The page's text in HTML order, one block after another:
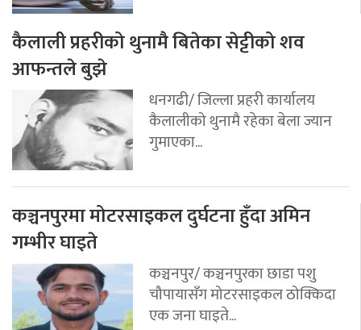
कैलाली प्रहरीको थुनामै बितेका सेट्टीको शव
आफन्तले बुझे
धनगढी/ जिल्ला प्रहरी कार्यालय
कैलालीको थुनामै रहेका बेला ज्यान
गुमाएका...
कञ्चनपुरमा मोटरसाइकल दुर्घटना हुँदा अमिन
गम्भीर घाइते
कञ्चनपुर/ कञ्चनपुरका छाडा पशु
चौपायासँग मोटरसाइकल ठोक्किदा
एक जना घाइते...